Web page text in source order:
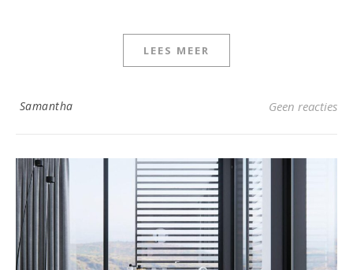
LEES MEER
Samantha Geen reacties